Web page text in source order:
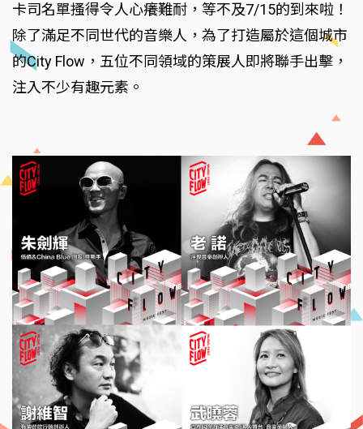
卡司名單搔得令人心癢難耐，等不及7/15的到來啦！
除了滿足不同世代的音樂人，為了打造屬於這個城市
的City Flow，五位不同領域的策展人即將聯手出擊，
注入不少有趣元素。